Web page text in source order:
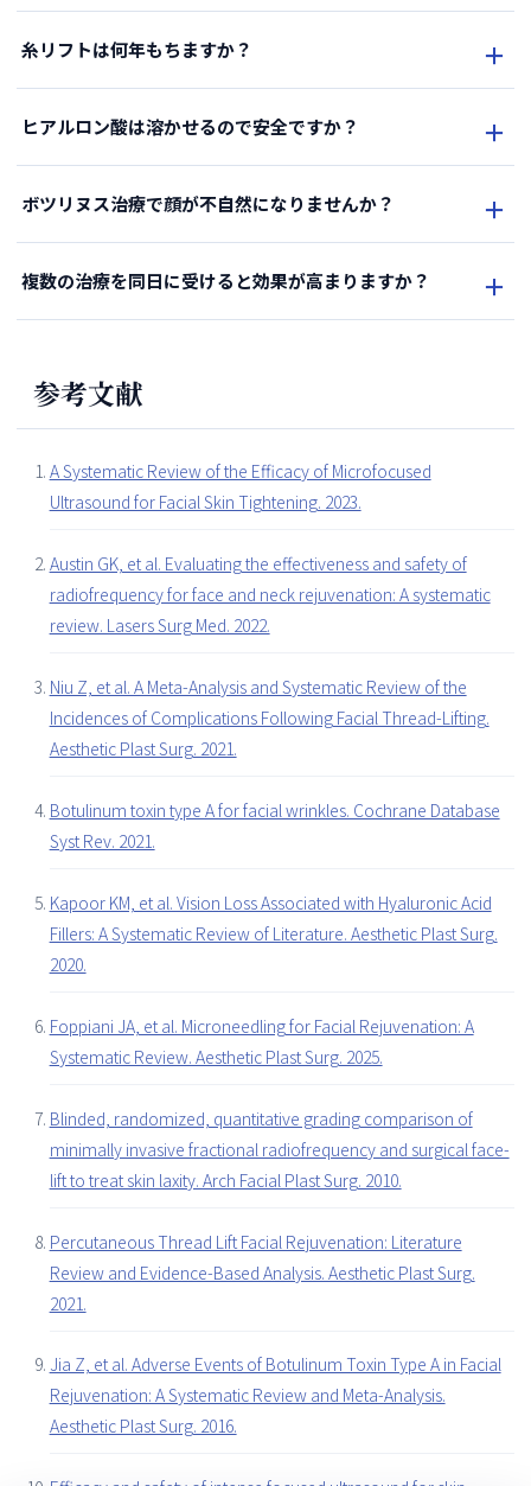
糸リフトは何年もちますか？
ヒアルロン酸は溶かせるので安全ですか？
ボツリヌス治療で顔が不自然になりませんか？
複数の治療を同日に受けると効果が高まりますか？
参考文献
A Systematic Review of the Efficacy of Microfocused
Ultrasound for Facial Skin Tightening. 2023.
Austin GK, et al. Evaluating the effectiveness and safety of
radiofrequency for face and neck rejuvenation: A systematic
review. Lasers Surg Med. 2022.
Niu Z, et al. A Meta-Analysis and Systematic Review of the
Incidences of Complications Following Facial Thread-Lifting.
Aesthetic Plast Surg. 2021.
Botulinum toxin type A for facial wrinkles. Cochrane Database
Syst Rev. 2021.
Kapoor KM, et al. Vision Loss Associated with Hyaluronic Acid
Fillers: A Systematic Review of Literature. Aesthetic Plast Surg.
2020.
Foppiani JA, et al. Microneedling for Facial Rejuvenation: A
Systematic Review. Aesthetic Plast Surg. 2025.
Blinded, randomized, quantitative grading comparison of
minimally invasive fractional radiofrequency and surgical face-
lift to treat skin laxity. Arch Facial Plast Surg. 2010.
Percutaneous Thread Lift Facial Rejuvenation: Literature
Review and Evidence-Based Analysis. Aesthetic Plast Surg.
2021.
Jia Z, et al. Adverse Events of Botulinum Toxin Type A in Facial
Rejuvenation: A Systematic Review and Meta-Analysis.
Aesthetic Plast Surg. 2016.